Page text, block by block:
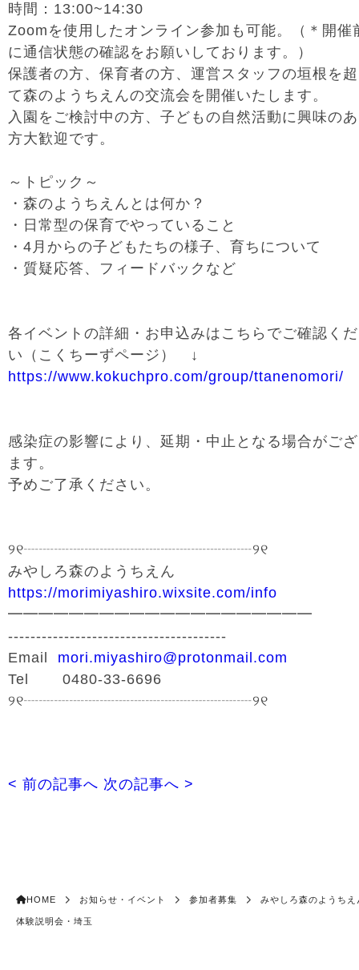
時間：13:00~14:30
Zoomを使用したオンライン参加も可能。（＊開催
に通信状態の確認をお願いしております。）
保護者の方、保育者の方、運営スタッフの垣根を
て森のようちえんの交流会を開催いたします。
入園をご検討中の方、子どもの自然活動に興味の
方大歓迎です。
～トピック～
・森のようちえんとは何か？
・日常型の保育でやっていること
・4月からの子どもたちの様子、育ちについて
・質疑応答、フィードバックなど
各イベントの詳細・お申込みはこちらでご確認く
い（こくちーずページ） ↓
https://www.kokuchpro.com/group/ttanenomori/
感染症の影響により、延期・中止となる場合がご
ます。
予めご了承ください。
୨୧┈┈┈┈┈┈┈┈┈┈┈┈┈┈┈୨୧
みやしろ森のようちえん
https://morimiyashiro.wixsite.com/info
━━━━━━━━━━━━━━━━━━━━
---------------------------------------
Email mori.miyashiro@protonmail.com
Tel 0480-33-6696
୨୧┈┈┈┈┈┈┈┈┈┈┈┈┈┈┈୨୧
< 前の記事へ 次の記事へ >
HOME お知らせ・イベント 参加者募集 みやしろ森のようちえ
体験説明会・埼玉